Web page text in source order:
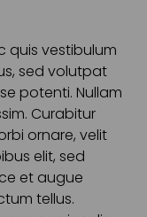
quis vestibulum
sed volutpat
potenti. Nullam
Curabitur
ornare, velit
elit, sed
et augue
tellus.